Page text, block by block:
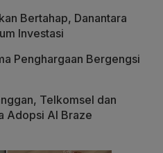
Bertahap, Danantara
Investasi
Penghargaan Bergengsi
Telkomsel dan
Adopsi AI Braze